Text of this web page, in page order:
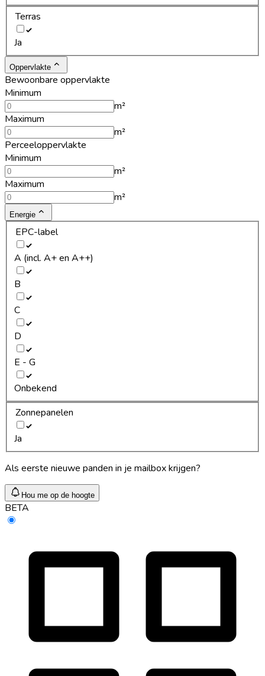
Terras
Ja
Oppervlakte
Bewoonbare oppervlakte
Minimum
m²
Maximum
m²
Perceeloppervlakte
Minimum
m²
Maximum
m²
Energie
EPC-label
A (incl. A+ en A++)
B
C
D
E - G
Onbekend
Zonnepanelen
Ja
Als eerste nieuwe panden in je mailbox krijgen?
Hou me op de hoogte
BETA